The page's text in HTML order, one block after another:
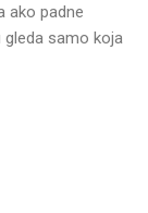
ako padne
gleda samo koja